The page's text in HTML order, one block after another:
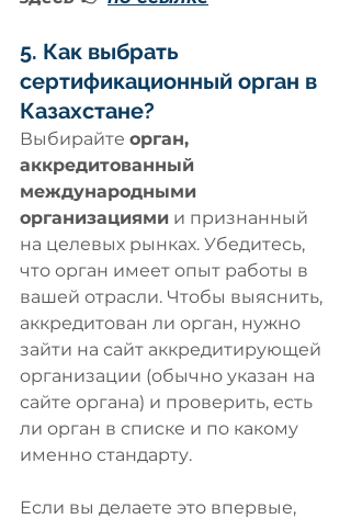
5. Как выбрать
сертификационный орган в
Казахстане?
Выбирайте орган,
аккредитованный
международными
организациями и признанный
на целевых рынках. Убедитесь,
что орган имеет опыт работы в
вашей отрасли. Чтобы выяснить,
аккредитован ли орган, нужно
зайти на сайт аккредитирующей
организации (обычно указан на
сайте органа) и проверить, есть
ли орган в списке и по какому
именно стандарту.
Если вы делаете это впервые,